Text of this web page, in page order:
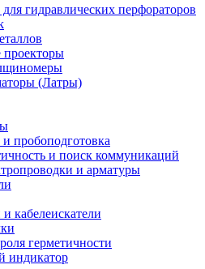
гидравлических перфораторов
проекторы
(Латры)
пробоподготовка
и поиск коммуникаций
и арматуры
кабелеискатели
герметичности
индикатор